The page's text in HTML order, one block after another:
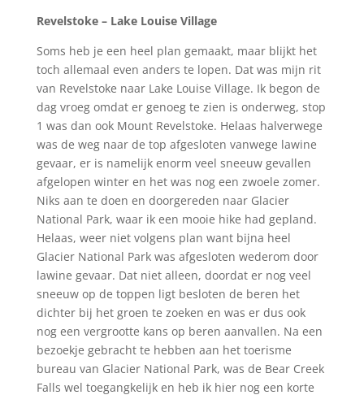
Revelstoke – Lake Louise Village
Soms heb je een heel plan gemaakt, maar blijkt het
toch allemaal even anders te lopen. Dat was mijn rit
van Revelstoke naar Lake Louise Village. Ik begon de
dag vroeg omdat er genoeg te zien is onderweg, stop
1 was dan ook Mount Revelstoke. Helaas halverwege
was de weg naar de top afgesloten vanwege lawine
gevaar, er is namelijk enorm veel sneeuw gevallen
afgelopen winter en het was nog een zwoele zomer.
Niks aan te doen en doorgereden naar Glacier
National Park, waar ik een mooie hike had gepland.
Helaas, weer niet volgens plan want bijna heel
Glacier National Park was afgesloten wederom door
lawine gevaar. Dat niet alleen, doordat er nog veel
sneeuw op de toppen ligt besloten de beren het
dichter bij het groen te zoeken en was er dus ook
nog een vergrootte kans op beren aanvallen. Na een
bezoekje gebracht te hebben aan het toerisme
bureau van Glacier National Park, was de Bear Creek
Falls wel toegangkelijk en heb ik hier nog een korte